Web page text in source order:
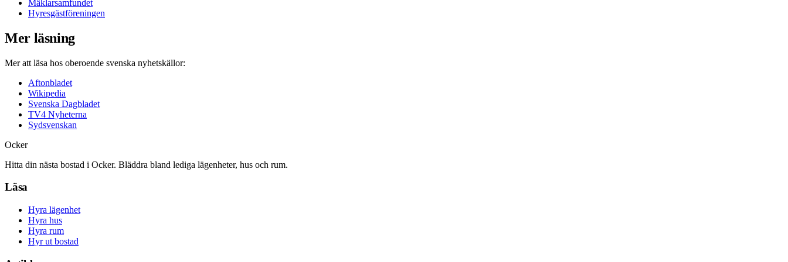
Mäklarsamfundet
Hyresgästföreningen
Mer läsning
Mer att läsa hos oberoende svenska nyhetskällor:
Aftonbladet
Wikipedia
Svenska Dagbladet
TV4 Nyheterna
Sydsvenskan
Ocker
Hitta din nästa bostad i Ocker. Bläddra bland lediga lägenheter, hus och rum.
Läsa
Hyra lägenhet
Hyra hus
Hyra rum
Hyr ut bostad